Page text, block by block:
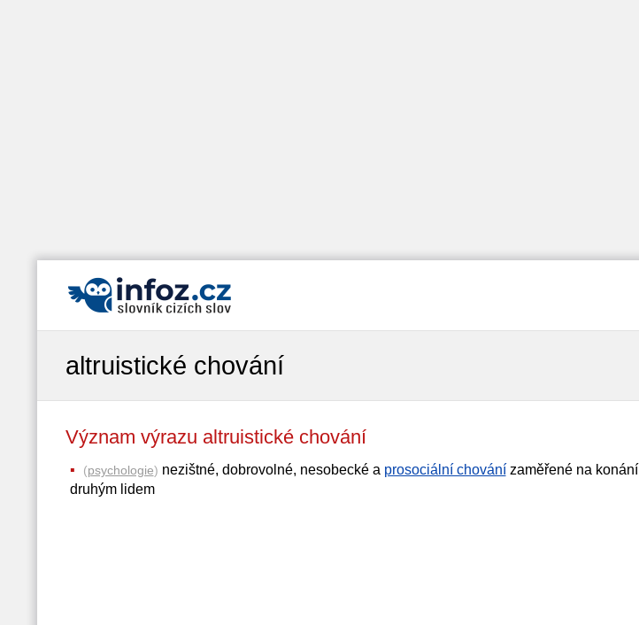
altruistické chování
Význam výrazu altruistické chování
(psychologie) nezištné, dobrovolné, nesobecké a prosociální chovánízaměřené na konání
druhým lidem